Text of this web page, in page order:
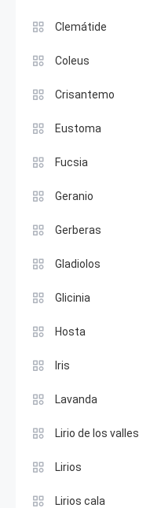
Clemátide
Coleus
Crisantemo
Eustoma
Fucsia
Geranio
Gerberas
Gladiolos
Glicinia
Hosta
Iris
Lavanda
Lirio de los valles
Lirios
Lirios cala